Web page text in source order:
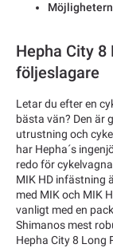
Hepha City 8
följeslagare
Letar du efter en
bästa vän? Den är
utrustning och
har Hepha´s
redo för
MIK HD infästning
med MIK och MIK
vanligt med en
Shimanos mest
Hepha City 8 Long